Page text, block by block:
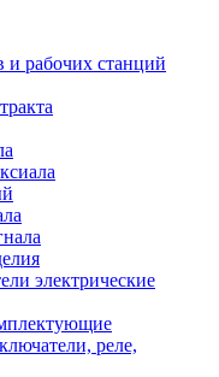
рабочих станций
электрические
реле,